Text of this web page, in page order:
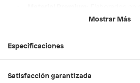
calidad para una mayor durabilidad
Mostrar Más
Especificaciones
Condicion del
Satisfacción garantizada